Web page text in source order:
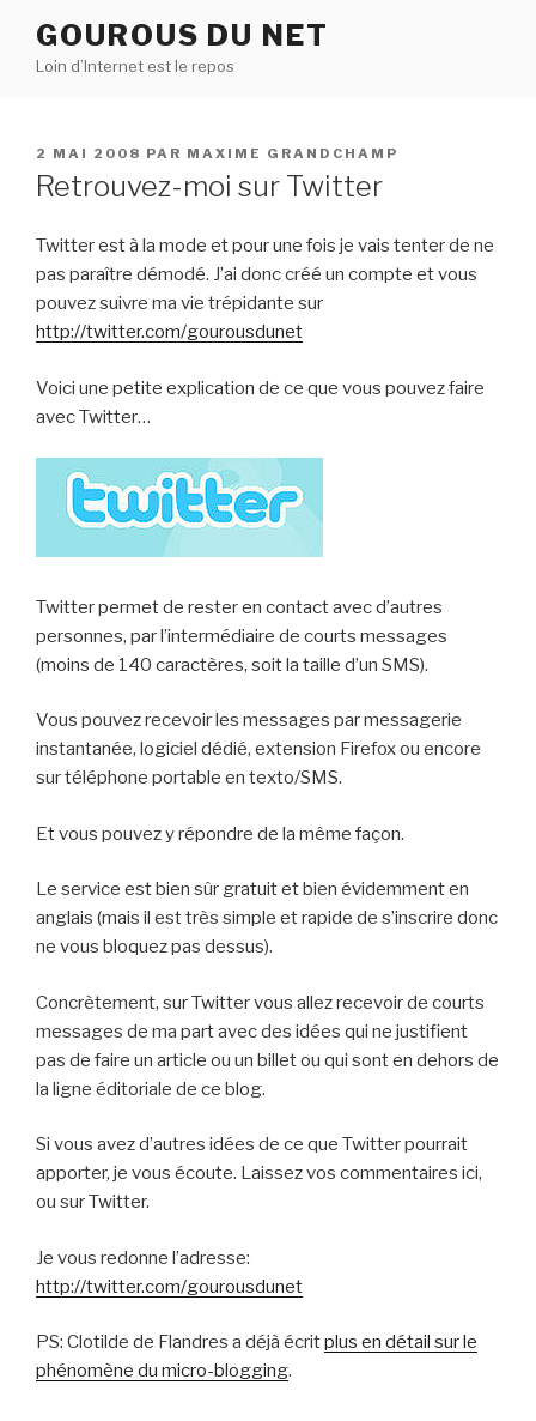
contenu
GOUROUS DU NET
Loin d’Internet est le repos
PUBLIÉ
LE
2 MAI 2008 PAR MAXIME GRANDCHAMP
Retrouvez-moi sur Twitter
Twitter est à la mode et pour une fois je vais tenter de ne
pas paraître démodé. J’ai donc créé un compte et vous
pouvez suivre ma vie trépidante sur
http://twitter.com/gourousdunet
Voici une petite explication de ce que vous pouvez faire
avec Twitter…
Twitter permet de rester en contact avec d’autres
personnes, par l’intermédiaire de courts messages
(moins de 140 caractères, soit la taille d’un SMS).
Vous pouvez recevoir les messages par messagerie
instantanée, logiciel dédié, extension Firefox ou encore
sur téléphone portable en texto/SMS.
Et vous pouvez y répondre de la même façon.
Le service est bien sûr gratuit et bien évidemment en
anglais (mais il est très simple et rapide de s’inscrire donc
ne vous bloquez pas dessus).
Concrètement, sur Twitter vous allez recevoir de courts
messages de ma part avec des idées qui ne justifient
pas de faire un article ou un billet ou qui sont en dehors de
la ligne éditoriale de ce blog.
Si vous avez d’autres idées de ce que Twitter pourrait
apporter, je vous écoute. Laissez vos commentaires ici,
ou sur Twitter.
Je vous redonne l’adresse:
http://twitter.com/gourousdunet
PS: Clotilde de Flandres a déjà écritplus en détail sur le
phénomène du micro-blogging.